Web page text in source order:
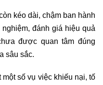
kéo dài, chậm ban hành
đánh giá hiệu quả
được quan tâm đúng
sâu sắc.
số vụ việc khiếu nại, tố